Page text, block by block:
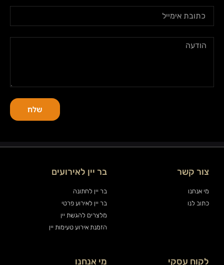
שלח
צור קשר
מי אנחנו
כתוב לנו
בר יין לאירועים
בר יין לחתונה
בר יין לאירוע פרטי
מלצרים להגשת יין
הזמנת אירוע טעימות יין
לקוח עסקי מי אנחנו